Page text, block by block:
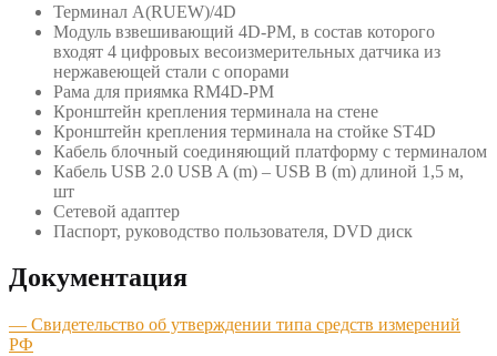
Терминал A(RUEW)/4D
Модуль взвешивающий 4D-PM, в состав которого
входят 4 цифровых весоизмерительных датчика из
нержавеющей стали с опорами
Рама для приямка RM4D-PM
Кронштейн крепления терминала на стене
Кронштейн крепления терминала на стойке ST4D
Кабель блочный соединяющий платформу с терминалом
Кабель USB 2.0 USB A (m) – USB B (m) длиной 1,5 м,
шт
Сетевой адаптер
Паспорт, руководство пользователя, DVD диск
Документация
— Свидетельство об утверждении типа средств измерений
РФ